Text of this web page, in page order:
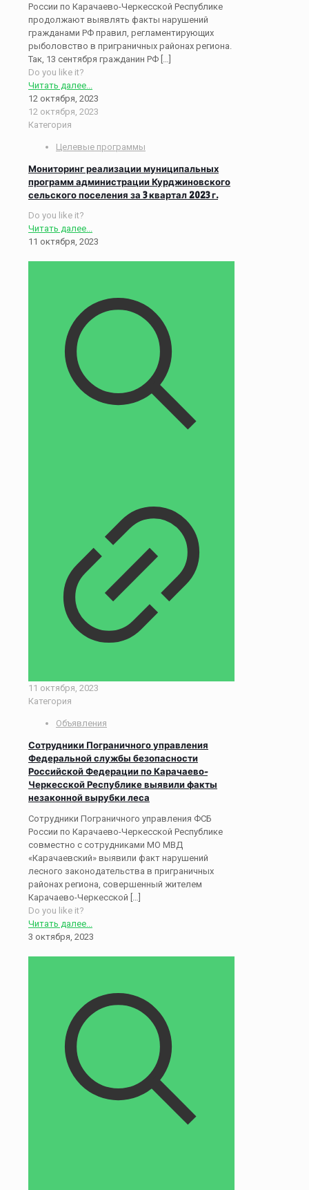
России по Карачаево-Черкесской Республике
продолжают выявлять факты нарушений
гражданами РФ правил, регламентирующих
рыболовство в приграничных районах региона.
Так, 13 сентября гражданин РФ […]
Do you like it?
Читать далее...
12 октября, 2023
12 октября, 2023
Категория
Целевые программы
Мониторинг реализации муниципальных
программ администрации Курджиновского
сельского поселения за 3 квартал 2023 г.
Do you like it?
Читать далее...
11 октября, 2023
11 октября, 2023
Категория
Объявления
Сотрудники Пограничного управления
Федеральной службы безопасности
Российской Федерации по Карачаево-
Черкесской Республике выявили факты
незаконной вырубки леса
Сотрудники Пограничного управления ФСБ
России по Карачаево-Черкесской Республике
совместно с сотрудниками МО МВД
«Карачаевский» выявили факт нарушений
лесного законодательства в приграничных
районах региона, совершенный жителем
Карачаево-Черкесской […]
Do you like it?
Читать далее...
3 октября, 2023